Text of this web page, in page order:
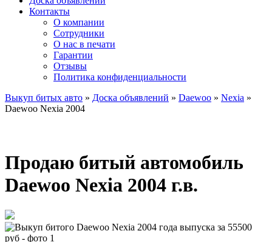
Контакты
О компании
Сотрудники
О нас в печати
Гарантии
Отзывы
Политика конфиденциальности
Выкуп битых авто » Доска объявлений » Daewoo » Nexia »
Daewoo Nexia 2004
Продаю битый автомобиль
Daewoo Nexia 2004 г.в.